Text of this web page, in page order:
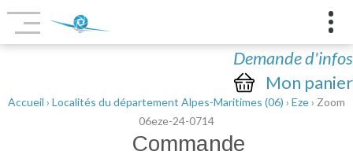
Demande d'infos
Mon panier
Accueil › Localités du département Alpes-Maritimes (06) › Eze› Zoom
06eze-24-0714
Commande